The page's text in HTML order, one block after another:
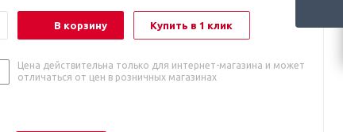
В корзину Купить в 1 клик
Цена действительна только для интернет-магазина и может
отличаться от цен в розничных магазинах